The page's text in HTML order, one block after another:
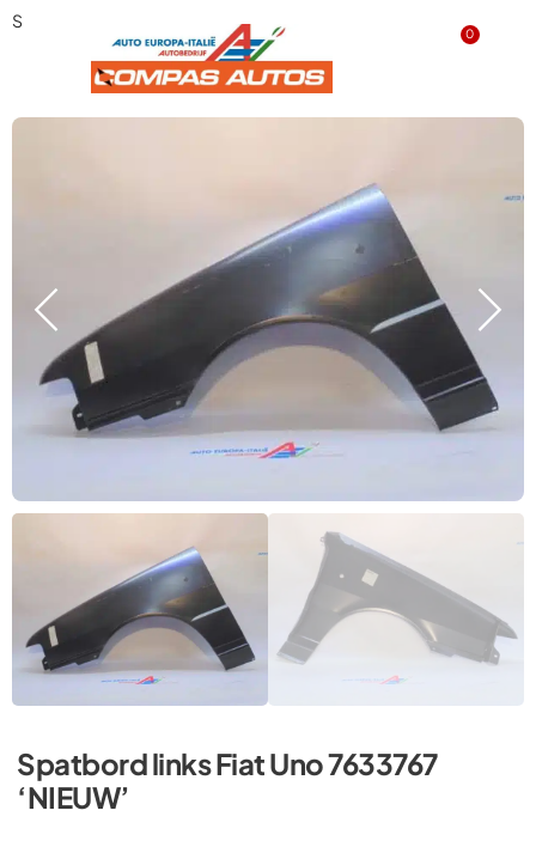
0
Spatbord links Fiat Uno 7633767 ‘NIEUW’
Spatbord links Fiat Uno 7633767
‘NIEUW’